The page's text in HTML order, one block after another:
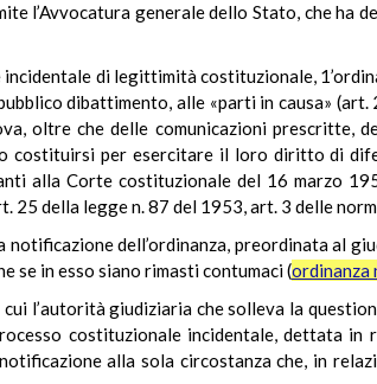
l’Avvocatura generale dello Stato, che ha
di legittimità costituzionale,
dibattimento, alle «parti in causa» (art.
oltre che delle comunicazioni prescritte,
costituirsi per esercitare il loro diritto di
alla Corte costituzionale del 16 marzo
della legge n. 87 del 1953, art. 3 delle
notificazione dell’ordinanza, preordinata al
se in esso siano rimasti contumaci (ordinanza
l’autorità giudiziaria che solleva la
costituzionale incidentale, dettata
alla sola circostanza che, in